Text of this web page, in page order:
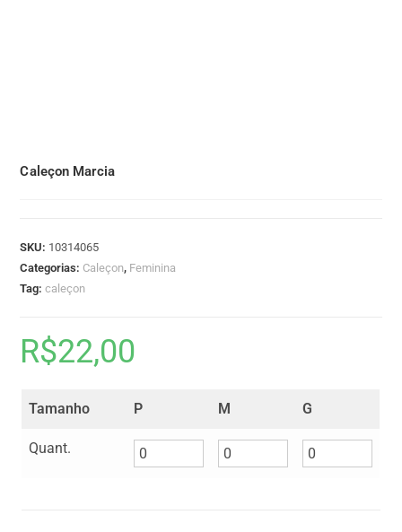
Caleçon Marcia
SKU: 10314065
Categorias: Caleçon, Feminina
Tag:caleçon
R$22,00
Tamanho P M G
Quant.